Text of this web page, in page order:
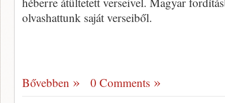
olvashattunk saját verseiből.
Bővebben 0 Comments